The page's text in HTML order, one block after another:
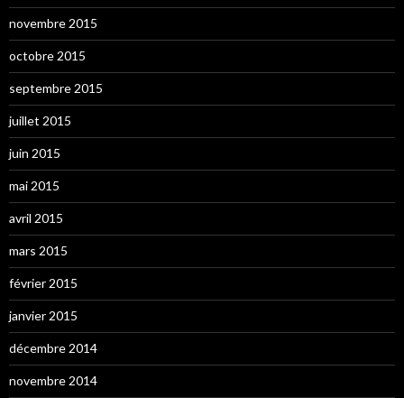
novembre 2015
octobre 2015
septembre 2015
juillet 2015
juin 2015
mai 2015
avril 2015
mars 2015
février 2015
janvier 2015
décembre 2014
novembre 2014